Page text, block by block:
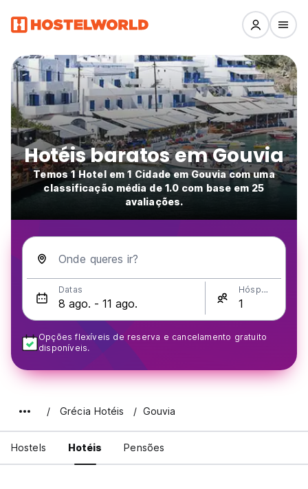
Hotéis baratos em Gouvia
Temos 1 Hotel em 1 Cidade em Gouvia com uma
classificação média de 1.0 com base em 25
avaliações.
Onde queres ir?
Datas Hóspedes
Opções flexíveis de reserva e cancelamento gratuito
disponíveis.
Grécia Hotéis Gouvia
Hostels Hotéis Pensões